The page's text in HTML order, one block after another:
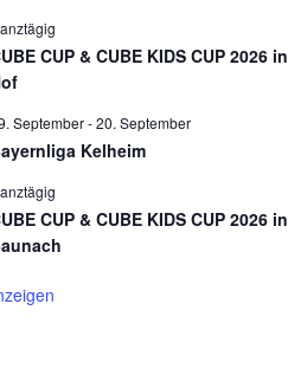
CUP & CUBE KIDS CUP 2026 in
September-20. September
Kelheim
CUP & CUBE KIDS CUP 2026 in